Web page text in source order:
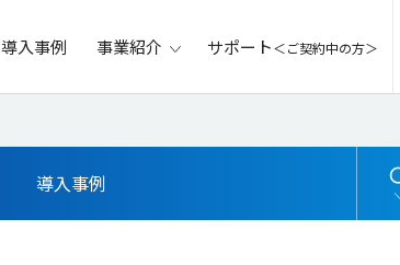
導入事例 事業紹介 サポート＜ご契約中の方＞
導入事例